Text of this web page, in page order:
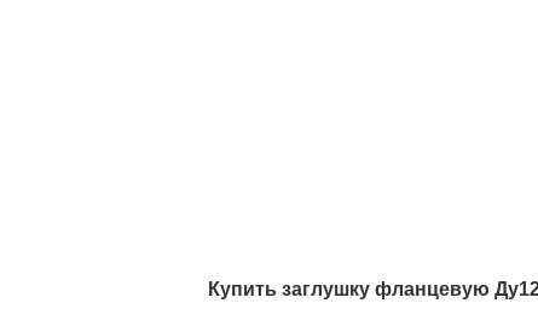
Купить заглушку фланцевую